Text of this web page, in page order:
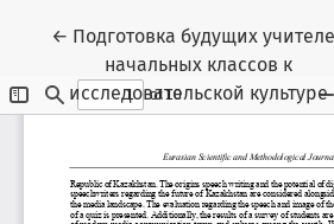
← Вернуться к Подробностям о
Подготовка будущих
начальных классов к
исследовательской культуре